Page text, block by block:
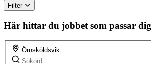
Filter
Här hittar du jobbet som passar dig